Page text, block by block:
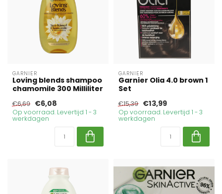
GARNIER
Loving blends shampoo
chamomile 300 Milliliter
€6,69 €6,08
Op voorraad. Levertijd 1 - 3
werkdagen
GARNIER
Garnier Olia 4.0 brown 1
Set
€15,39 €13,99
Op voorraad. Levertijd 1 - 3
werkdagen